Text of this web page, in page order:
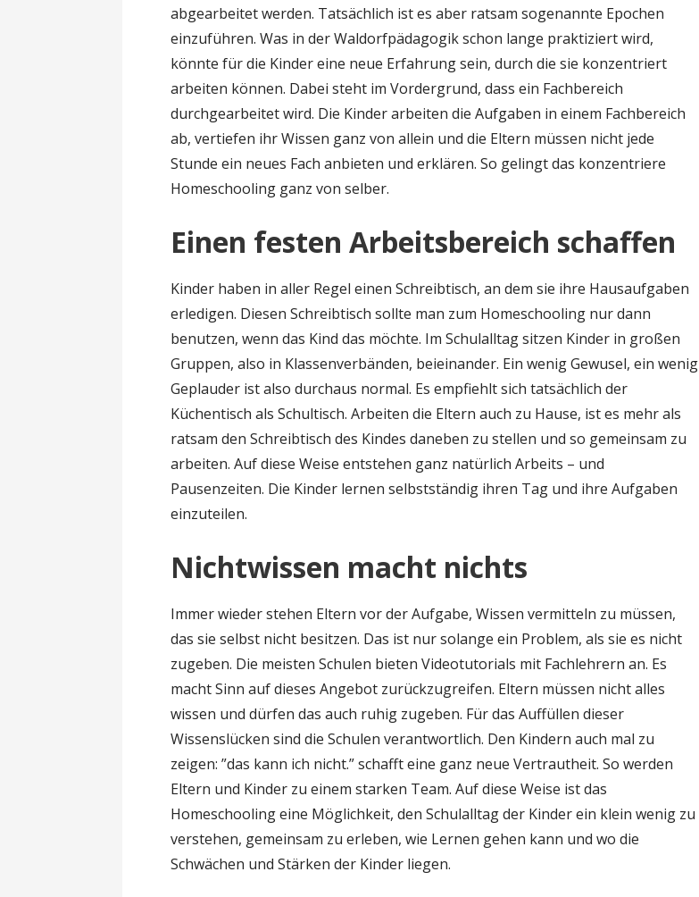
abgearbeitet werden. Tatsächlich ist es aber ratsam sogenannte Epochen
einzuführen. Was in der Waldorfpädagogik schon lange praktiziert wird,
könnte für die Kinder eine neue Erfahrung sein, durch die sie konzentriert
arbeiten können. Dabei steht im Vordergrund, dass ein Fachbereich
durchgearbeitet wird. Die Kinder arbeiten die Aufgaben in einem Fachbereich
ab, vertiefen ihr Wissen ganz von allein und die Eltern müssen nicht jede
Stunde ein neues Fach anbieten und erklären. So gelingt das konzentriere
Homeschooling ganz von selber.
Einen festen Arbeitsbereich schaffen
Kinder haben in aller Regel einen Schreibtisch, an dem sie ihre Hausaufgaben
erledigen. Diesen Schreibtisch sollte man zum Homeschooling nur dann
benutzen, wenn das Kind das möchte. Im Schulalltag sitzen Kinder in großen
Gruppen, also in Klassenverbänden, beieinander. Ein wenig Gewusel, ein wenig
Geplauder ist also durchaus normal. Es empfiehlt sich tatsächlich der
Küchentisch als Schultisch. Arbeiten die Eltern auch zu Hause, ist es mehr als
ratsam den Schreibtisch des Kindes daneben zu stellen und so gemeinsam zu
arbeiten. Auf diese Weise entstehen ganz natürlich Arbeits – und
Pausenzeiten. Die Kinder lernen selbstständig ihren Tag und ihre Aufgaben
einzuteilen.
Nichtwissen macht nichts
Immer wieder stehen Eltern vor der Aufgabe, Wissen vermitteln zu müssen,
das sie selbst nicht besitzen. Das ist nur solange ein Problem, als sie es nicht
zugeben. Die meisten Schulen bieten Videotutorials mit Fachlehrern an. Es
macht Sinn auf dieses Angebot zurückzugreifen. Eltern müssen nicht alles
wissen und dürfen das auch ruhig zugeben. Für das Auffüllen dieser
Wissenslücken sind die Schulen verantwortlich. Den Kindern auch mal zu
zeigen: ”das kann ich nicht.” schafft eine ganz neue Vertrautheit. So werden
Eltern und Kinder zu einem starken Team. Auf diese Weise ist das
Homeschooling eine Möglichkeit, den Schulalltag der Kinder ein klein wenig zu
verstehen, gemeinsam zu erleben, wie Lernen gehen kann und wo die
Schwächen und Stärken der Kinder liegen.